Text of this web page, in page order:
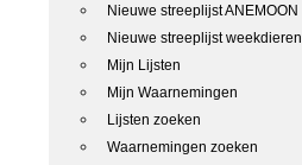
Nieuwe streeplijst ANEMOON
Nieuwe streeplijst weekdieren
Mijn Lijsten
Mijn Waarnemingen
Lijsten zoeken
Waarnemingen zoeken